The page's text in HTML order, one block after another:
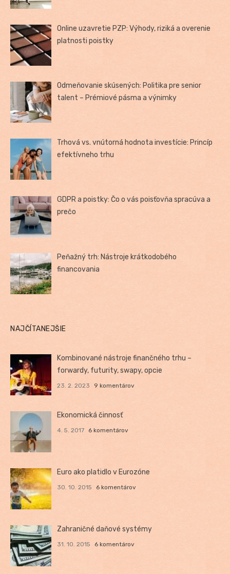
Online uzavretie PZP: Výhody, riziká a overenie
platnosti poistky
Odmeňovanie skúsených: Politika pre senior
talent – Prémiové pásma a výnimky
Trhová vs. vnútorná hodnota investície: Princíp
efektívneho trhu
GDPR a poistky: Čo o vás poisťovňa spracúva a
prečo
Peňažný trh: Nástroje krátkodobého
financovania
NAJČÍTANEJŠIE
Kombinované nástroje finančného trhu –
forwardy, futurity, swapy, opcie
23. 2. 2023 9 komentárov
Ekonomická činnosť
4. 5. 2017 6 komentárov
Euro ako platidlo v Eurozóne
30. 10. 2015 6 komentárov
Zahraničné daňové systémy
31. 10. 2015 6 komentárov